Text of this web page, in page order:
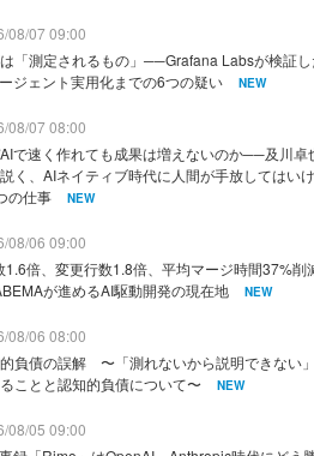
08/07 09:00
「測定されるもの」──Grafana Labsが検証し
ジェント実用化までの6つの疑い
NEW
08/07 08:00
で速く作れても成果は増えないのか──及川卓
く、AIネイティブ時代に人間が手放してはい
の仕事
NEW
08/06 09:00
1.6倍、変更行数1.8倍、平均マージ時間37%削
が進めるAI駆動開発の現在地
NEW
08/06 08:00
負債の誤解 〜「測れないから説明できない
ことと認知的負債について〜
NEW
08/05 09:00